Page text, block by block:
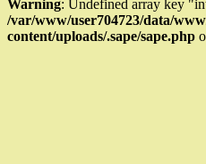
Warning: Undefined array key
/var/www/user704723/data/
content/uploads/.sape/sape.php